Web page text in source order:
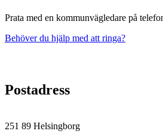
Prata med en kommunvägledare på
Behöver du hjälp med att ringa?
Postadress
251 89 Helsingborg